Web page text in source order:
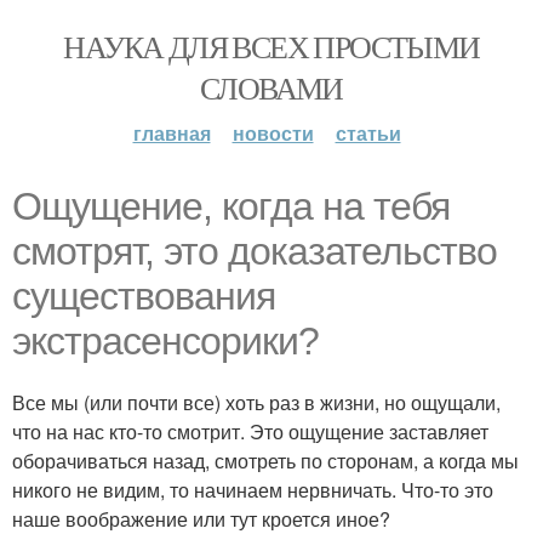
НАУКА ДЛЯ ВСЕХ ПРОСТЫМИ
СЛОВАМИ
главная новости статьи
Ощущение, когда на тебя
смотрят, это доказательство
существования
экстрасенсорики?
Все мы (или почти все) хоть раз в жизни, но ощущали,
что на нас кто-то смотрит. Это ощущение заставляет
оборачиваться назад, смотреть по сторонам, а когда мы
никого не видим, то начинаем нервничать. Что-то это
наше воображение или тут кроется иное?